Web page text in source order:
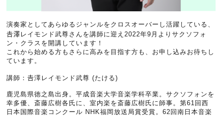
演奏家としてあらゆるジャンルをクロスオーバーし活躍している、
𠮷‬澤レイモンド武尊さんを講師に迎え2022年9月よりサクソフォ
ン・クラスを開講しています！
これから始める方もさらに高みを目指す方も、お申し込みお待ちし
ています。
講師：𠮷‬澤レイモンド武尊 (たける)
鹿児島県徳之島出身。平成音楽大学音楽学科卒業。サクソフォンを
幸多優、斎藤広樹各氏に、室内楽を斎藤広樹氏に師事。第61回西
日本国際音楽コンクール NHK福岡放送局賞受賞。62回南日本音楽